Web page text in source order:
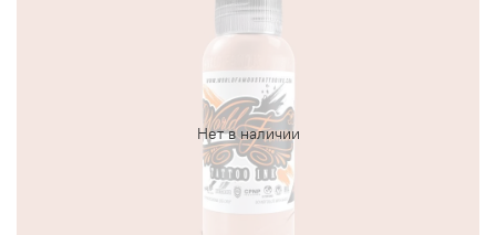
Нет в наличии